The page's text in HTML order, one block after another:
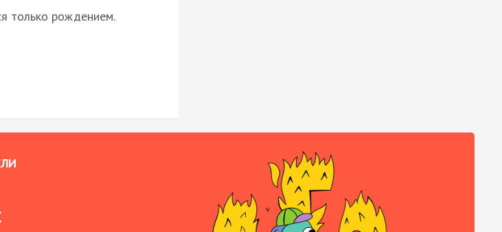
только рождением.